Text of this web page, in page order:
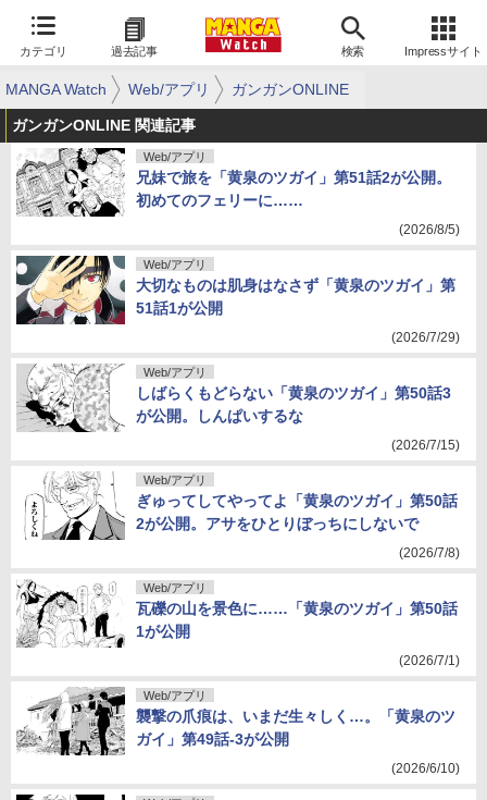
カテゴリ 過去記事 検索 Impressサイト
MANGA Watch Web/アプリ ガンガンONLINE
ガンガンONLINE 関連記事
Web/アプリ
兄妹で旅を「黄泉のツガイ」第51話2が公開。
初めてのフェリーに……
(2026/8/5)
Web/アプリ
大切なものは肌身はなさず「黄泉のツガイ」第
51話1が公開
(2026/7/29)
Web/アプリ
しばらくもどらない「黄泉のツガイ」第50話3
が公開。しんぱいするな
(2026/7/15)
Web/アプリ
ぎゅってしてやってよ「黄泉のツガイ」第50話
2が公開。アサをひとりぼっちにしないで
(2026/7/8)
Web/アプリ
瓦礫の山を景色に……「黄泉のツガイ」第50話
1が公開
(2026/7/1)
Web/アプリ
襲撃の爪痕は、いまだ生々しく…。「黄泉のツ
ガイ」第49話-3が公開
(2026/6/10)